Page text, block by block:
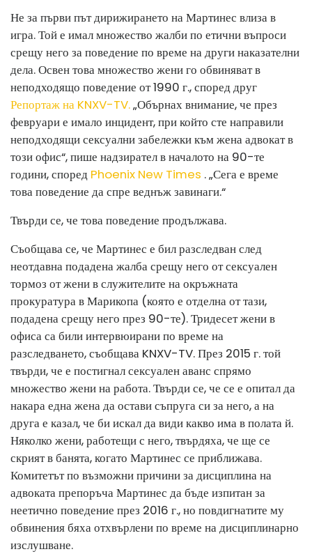
Не за първи път дирижирането на Мартинес влиза в
игра. Той е имал множество жалби по етични въпроси
срещу него за поведение по време на други наказателни
дела. Освен това множество жени го обвиняват в
неподходящо поведение от 1990 г., според друг
Репортаж на KNXV-TV.„Обърнах внимание, че през
февруари е имало инцидент, при който сте направили
неподходящи сексуални забележки към жена адвокат в
този офис“, пише надзирател в началото на 90-те
години, според Phoenix New Times . „Сега е време
това поведение да спре веднъж завинаги.“
Твърди се, че това поведение продължава.
Съобщава се, че Мартинес е бил разследван след
неотдавна подадена жалба срещу него от сексуален
тормоз от жени в служителите на окръжната
прокуратура в Марикопа (която е отделна от тази,
подадена срещу него през 90-те). Тридесет жени в
офиса са били интервюирани по време на
разследването, съобщава KNXV-TV. През 2015 г. той
твърди, че е постигнал сексуален аванс спрямо
множество жени на работа. Твърди се, че се е опитал да
накара една жена да остави съпруга си за него, а на
друга е казал, че би искал да види какво има в полата й.
Няколко жени, работещи с него, твърдяха, че ще се
скрият в банята, когато Мартинес се приближава.
Комитетът по възможни причини за дисциплина на
адвоката препоръча Мартинес да бъде изпитан за
неетично поведение през 2016 г., но повдигнатите му
обвинения бяха отхвърлени по време на дисциплинарно
изслушване.